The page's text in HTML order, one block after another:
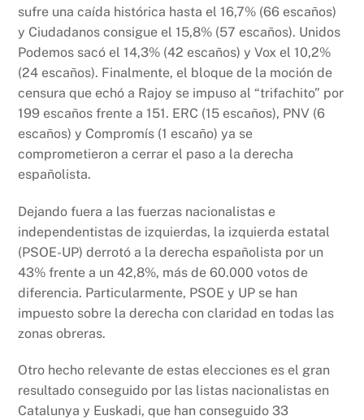
sufre una caída histórica hasta el 16,7% (66 escaños)
y Ciudadanos consigue el 15,8% (57 escaños). Unidos
Podemos sacó el 14,3% (42 escaños) y Vox el 10,2%
(24 escaños). Finalmente, el bloque de la moción de
censura que echó a Rajoy se impuso al “trifachito” por
199 escaños frente a 151. ERC (15 escaños), PNV (6
escaños) y Compromís (1 escaño) ya se
comprometieron a cerrar el paso a la derecha
españolista.
Dejando fuera a las fuerzas nacionalistas e
independentistas de izquierdas, la izquierda estatal
(PSOE-UP) derrotó a la derecha españolista por un
43% frente a un 42,8%, más de 60.000 votos de
diferencia. Particularmente, PSOE y UP se han
impuesto sobre la derecha con claridad en todas las
zonas obreras.
Otro hecho relevante de estas elecciones es el gran
resultado conseguido por las listas nacionalistas en
Catalunya y Euskadi, que han conseguido 33